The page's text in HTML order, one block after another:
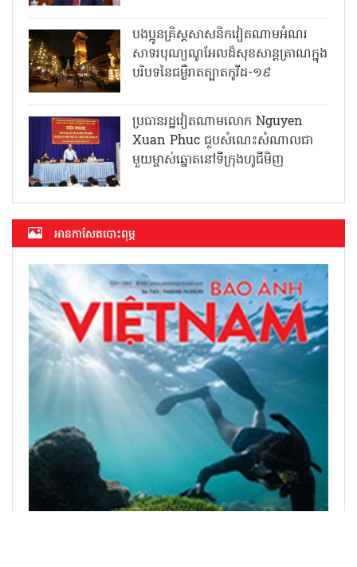
បងប្អូនគ្រិស្តសាសនិកវៀតណាមអំណរ
សាទរបុណ្យណូអែលដ៏សុខសាន្តត្រាណក្នុង
បរិបទនៃជម្ងឺរាតត្បាតកូវីដ-១៩
ប្រធានរដ្ឋវៀតណាមលោក Nguyen
Xuan Phuc ជួបសំណេះសំណាលជា
មួយម្ចាស់ឆ្នោតនៅទីក្រុងហូជីមិញ
អាន​កាសែត​បោះពុម្ភ